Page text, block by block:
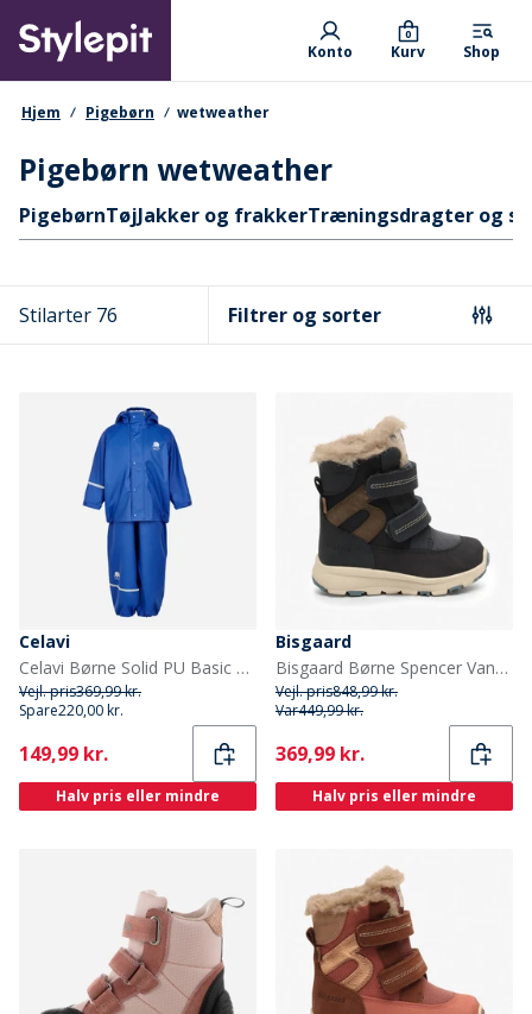
main
content
Primary departments
Konto Kurv
0
Shop
navigationssti
Hjem Pigebørn wetweather
Pigebørn wetweather
Hurtige links
PigebørnTøjJakker og frakkerTræningsdragter og
Stilarter 76 Filtrer og sorter
Celavi
Celavi Børne Solid PU Basic Regntøj Sæt Havblå Oceanblue
Vejl. pris369,99 kr.
Spare220,00 kr.
Current
149,99 kr.
Halv pris eller mindre
Bisgaard
Bisgaard Børne Spencer Vandtætte Tex Støvler Navy
Vejl. pris848,99 kr.
Var449,99 kr.
Current
369,99 kr.
Halv pris eller mindre